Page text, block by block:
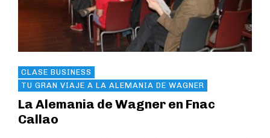
CLASE BUSINESS
TU GRAN VIAJE A LA ALEMANIA DE WAGNER
La Alemania de Wagner en Fnac
Callao